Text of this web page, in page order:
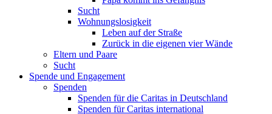
Sucht
Wohnungslosigkeit
Leben auf der Straße
Zurück in die eigenen vier Wände
Eltern und Paare
Sucht
Spende und Engagement
Spenden
Spenden für die Caritas in Deutschland
Spenden für Caritas international